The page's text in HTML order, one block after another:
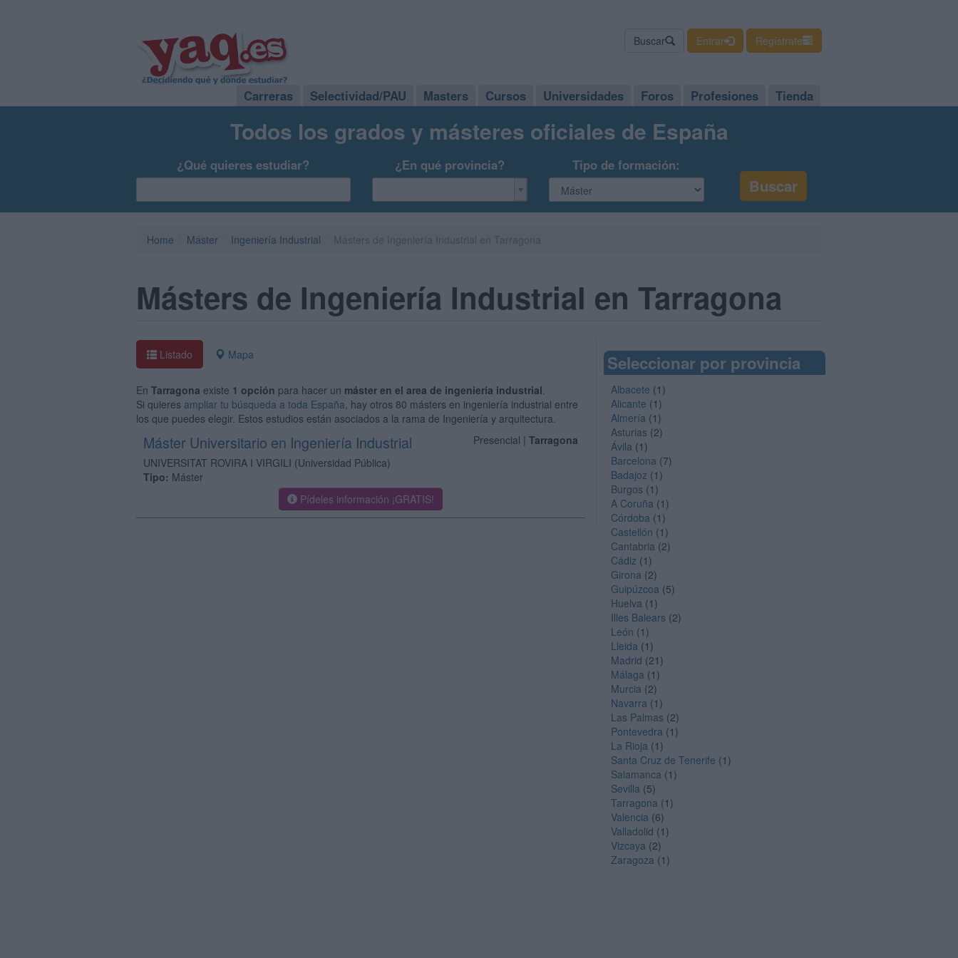
Buscar Entrar Regístrate
Carreras Selectividad/PAU Masters Cursos Universidades Foros Profesiones Tienda
Todos los grados y másteres oficiales de España
¿Qué quieres estudiar? ¿En qué provincia? Tipo de formación:
Home Máster Ingeniería Industrial
Másters de Ingeniería Industrial en Tarragona
Listado Mapa
En Tarragona existe 1 opción para hacer un máster en el area de ingeniería industrial.
Si quieres ampliar tu búsqueda a toda España, hay otros 80 másters en ingeniería industrial entre
los que puedes elegir. Estos estudios están asociados a la rama de Ingeniería y arquitectura.
Presencial |Tarragona
Máster Universitario en Ingeniería Industrial
UNIVERSITAT ROVIRA I VIRGILI (Universidad Pública)
Tipo: Máster
Pídeles información ¡GRATIS!
Seleccionar por provincia
Albacete (1)
Alicante (1)
Almería (1)
Asturias (2)
Ávila (1)
Barcelona (7)
Badajoz (1)
Burgos (1)
A Coruña (1)
Córdoba (1)
Castellón (1)
Cantabria (2)
Cádiz (1)
Girona (2)
Guipúzcoa (5)
Huelva (1)
Illes Balears (2)
León (1)
Lleida (1)
Madrid (21)
Málaga (1)
Murcia (2)
Navarra (1)
Las Palmas (2)
Pontevedra (1)
La Rioja (1)
Santa Cruz de Tenerife (1)
Salamanca (1)
Sevilla (5)
Tarragona (1)
Valencia (6)
Valladolid (1)
Vizcaya (2)
Zaragoza (1)